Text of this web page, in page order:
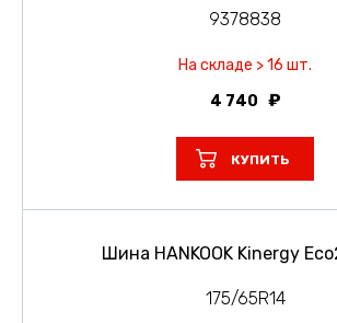
9378838
На складе > 16 шт.
4 740
КУПИТЬ
Шина HANKOOK Kinergy
175/65R14